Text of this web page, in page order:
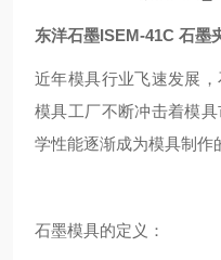
东洋石墨ISEM-41C 石墨
近年模具行业飞速发展
模具工厂不断冲击着模
学性能逐渐成为模具制作
石墨模具的定义：